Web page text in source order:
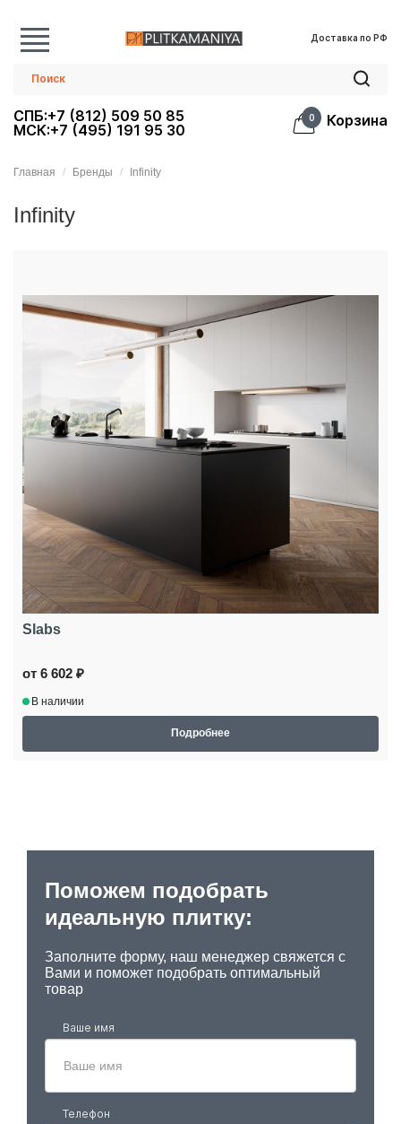
Доставка по РФ
СПБ:+7 (812) 509 50 85
МСК:+7 (495) 191 95 30
0 Корзина
Главная Бренды Infinity
Infinity
Slabs
от 6 602 ₽
В наличии
Подробнее
Поможем подобрать
идеальную плитку:
Заполните форму, наш менеджер свяжется с
Вами и поможет подобрать оптимальный
товар
Ваше имя
Телефон